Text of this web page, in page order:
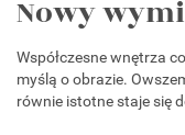
Nowy
Współczesne wnętrza
myślą o obrazie.
równie istotne staje się